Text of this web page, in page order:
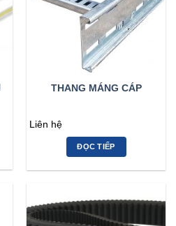
THANG MÁNG CÁP
Liên hệ
ĐỌC TIẾP